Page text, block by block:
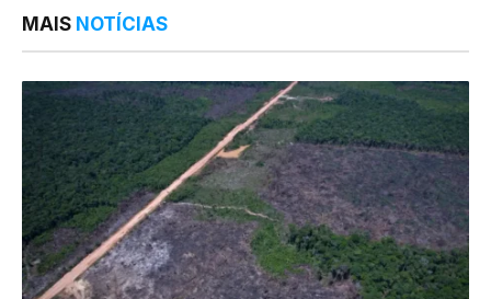
MAIS NOTÍCIAS